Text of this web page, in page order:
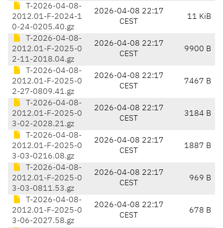
T-2026-04-08-
2012.01-F-2024-1
0-24-0205.40.gz
2026-04-08 22:17
CEST
11 KiB
T-2026-04-08-
2012.01-F-2025-0
2-11-2018.04.gz
2026-04-08 22:17
CEST
9900 B
T-2026-04-08-
2012.01-F-2025-0
2-27-0809.41.gz
2026-04-08 22:17
CEST
7467 B
T-2026-04-08-
2012.01-F-2025-0
3-02-2028.21.gz
2026-04-08 22:17
CEST
3184 B
T-2026-04-08-
2012.01-F-2025-0
3-03-0216.08.gz
2026-04-08 22:17
CEST
1887 B
T-2026-04-08-
2012.01-F-2025-0
3-03-0811.53.gz
2026-04-08 22:17
CEST
969 B
T-2026-04-08-
2012.01-F-2025-0
3-06-2027.58.gz
2026-04-08 22:17
CEST
678 B